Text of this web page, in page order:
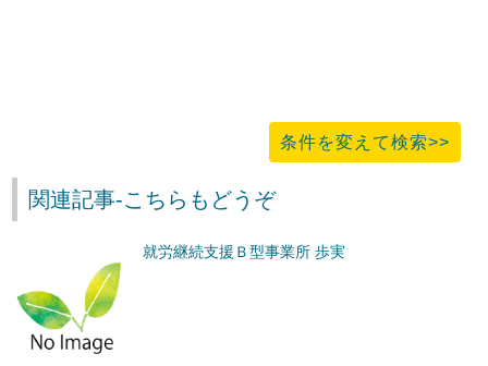
条件を変えて検索>>
関連記事-こちらもどうぞ
就労継続支援Ｂ型事業所 歩実